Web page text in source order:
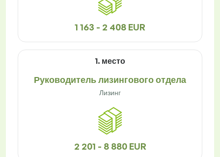
1 163 - 2 408 EUR
1. место
Руководитель лизингового отдела
Лизинг
2 201 - 8 880 EUR